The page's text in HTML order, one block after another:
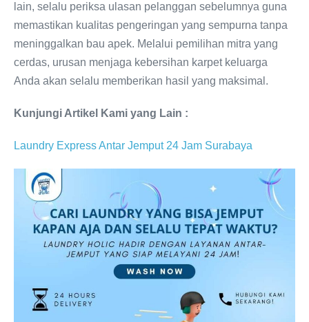
lain, selalu periksa ulasan pelanggan sebelumnya guna
memastikan kualitas pengeringan yang sempurna tanpa
meninggalkan bau apek. Melalui pemilihan mitra yang
cerdas, urusan menjaga kebersihan karpet keluarga
Anda akan selalu memberikan hasil yang maksimal.
Kunjungi Artikel Kami yang Lain :
Laundry Express Antar Jemput 24 Jam Surabaya